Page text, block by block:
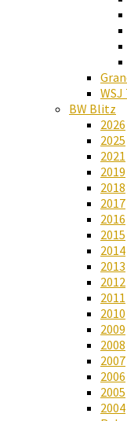
BW Blitz
2026
2025
2021
2019
2018
2017
2016
2015
2014
2013
2012
2011
2010
2009
2008
2007
2006
2005
2004